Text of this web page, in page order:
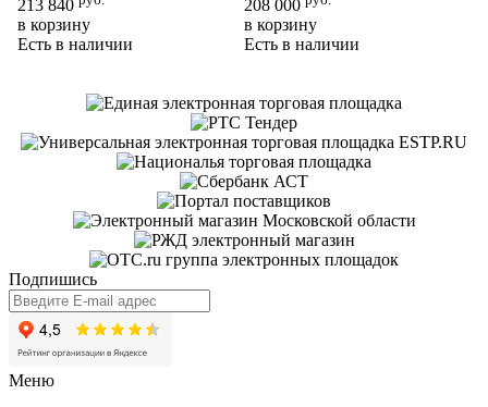
213 840
в корзину
Есть в наличии
208 000
в корзину
Есть в наличии
Подпишись
Меню